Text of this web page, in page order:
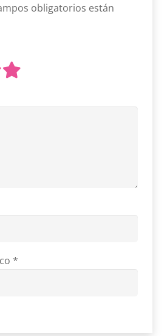
obligatorios están
*